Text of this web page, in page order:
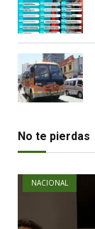
No te pierdas
NACIONAL